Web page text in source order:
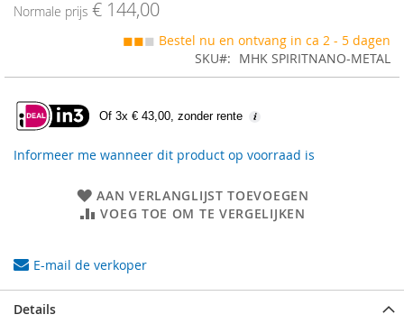
Normale prijs € 144,00
◼◼◼ Bestel nu en ontvang in ca 2 - 5 dagen
SKU
MHK SPIRITNANO-METAL
Of 3x € 43,00, zonder rente
Informeer me wanneer dit product op voorraad is
AAN VERLANGLIJST TOEVOEGEN
VOEG TOE OM TE VERGELIJKEN
E-mail de verkoper
Details